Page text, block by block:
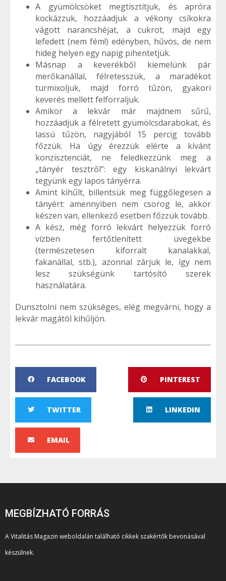
A gyümölcsöket megtisztítjuk, és apróra
kockázzuk, hozzáadjuk a vékony csíkokra
vágott narancshéjat, a cukrot, majd egy
lefedett (nem fém!) edényben, hűvös, de nem
hideg helyen egy napig pihentetjük.
Másnap a keverékből kiemelünk pár
merőkanállal, félretesszük, a maradékot
turmixoljuk, majd forró tűzön, gyakori
keverés mellett felforraljuk.
Amikor a lekvár már majdnem sűrű,
hozzáadjuk a félretett gyümölcsdarabokat, és
lassú tűzön, nagyjából 15 percig tovább
főzzük. Ha úgy érezzük elérte a kívánt
konzisztenciát, ne feledkezzünk meg a
„tányér tesztről”: egy kiskanálnyi lekvárt
tegyünk egy lapos tányérra.
Amint kihűlt, billentsük meg függőlegesen a
tányért: amennyiben nem csorog le, akkor
készen van, ellenkező esetben főzzük tovább.
A kész, még forró lekvárt helyezzük forró
vízben fertőtlenített üvegekbe
(természetesen kiforralt kanalakkal,
fakanállal, stb.), azonnal zárjuk le, így nem
lesz szükségünk tartósító szerek
használatára.
Dunsztolni nem szükséges, elég megvárni, hogy a
lekvár magától kihűljön.
FACEBOOK PINTEREST
TWITTER LINKEDIN
EMAIL
MEGBÍZHATÓ FORRÁS
A Vitalitás Magazin weboldalán található cikkek szakértők bevonásával
készülnek.